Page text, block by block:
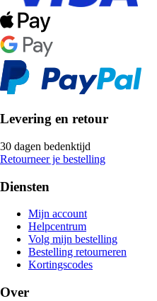
Levering en retour
30 dagen bedenktijd
Retourneer je bestelling
Diensten
Mijn account
Helpcentrum
Volg mijn bestelling
Bestelling retourneren
Kortingscodes
Over